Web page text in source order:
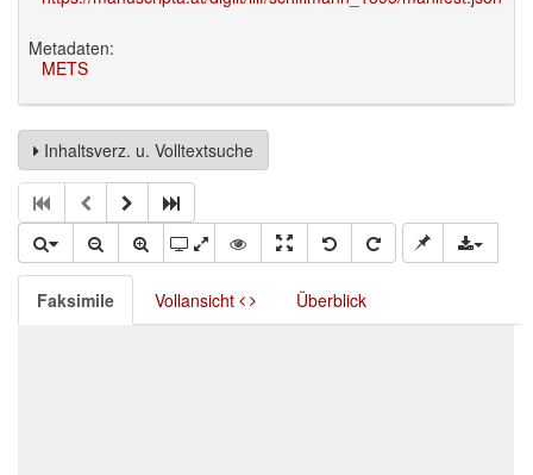
Metadaten:
METS
Inhaltsverz. u. Volltextsuche
Faksimile Vollansicht Überblick